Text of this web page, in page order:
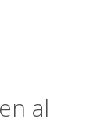
al